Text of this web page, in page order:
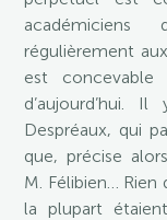
régulièrement
est
d’aujourd’hui.
Despréaux, qui
que, précise
M. Félibien… Rien
la plupart